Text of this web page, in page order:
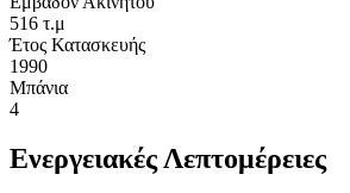
516 τ.μ
Έτος Κατασκευής
1990
Μπάνια
4
Ενεργειακές Λεπτομέρειες